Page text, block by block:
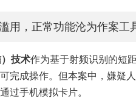
用，正常功能沦为作案工
技术作为基于射频识别的短
完成操作。但本案中，嫌疑
过手机模拟卡片。